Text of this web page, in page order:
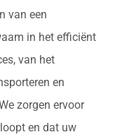
van een
in het efficiënt
van het
en
zorgen ervoor
en dat uw